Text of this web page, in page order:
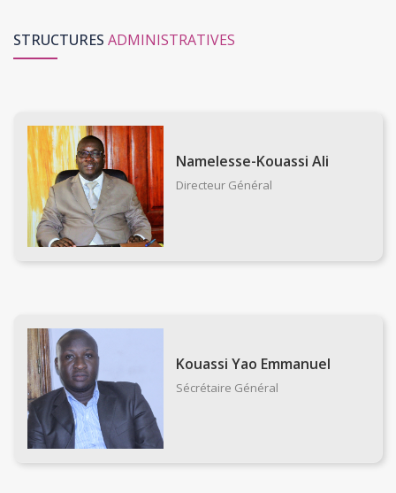
STRUCTURES ADMINISTRATIVES
Namelesse-Kouassi Ali
Directeur Général
Kouassi Yao Emmanuel
Sécrétaire Général